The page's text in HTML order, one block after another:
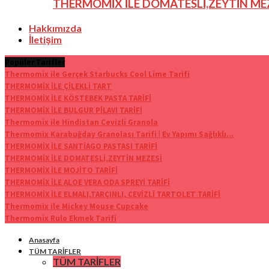
THERMOMİX İLE DOMATESLİ,ZEYTİN
Hakkımızda
İletişim
Thermomix ile Gerçek Starbucks Cool Lime Tarifi
THERMOMİX İLE ÇİLEKLİ TART
THERMOMİX İLE KÖSTEBEK PASTA TARİFİ
THERMOMİX İLE BULGUR PİLAVI TARİFİ
Thermomix ile Hindistan Cevizli Granola
Thermomix Karabuğday Granolası Tarifi | Ev Yapımı Sağlıklı...
THERMOMİX İLE SANTİAGO PASTASI TARİFİ
THERMOMİX İLE DOMATESLİ,ZEYTİN MEZESİ
THERMOMİX İLE MOJİTO TARİFİ
THERMOMİX İLE ALOE VERA ODA SPREYİ TARİFİ
THERMOMİX İLE ELMALI,TARÇINLI, CEVİZLİ TARTOLET TARİFİ
Thermomix ile Mickey Mouse Cupcake
Thermomix Rulo Ekmek Tarifi
Anasayfa
TÜM TARİFLER
TÜM TARİFLER